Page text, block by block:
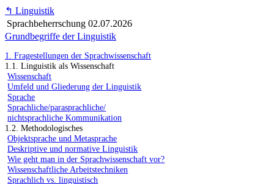
↰ Linguistik
Sprachbeherrschung 02.07.2026
Grundbegriffe der Linguistik
1. Fragestellungen der Sprachwissenschaft
1.1. Linguistik als Wissenschaft
Wissenschaft
Umfeld und Gliederung der Linguistik
Sprache
Sprachliche/parasprachliche/
nichtsprachliche Kommunikation
1.2. Methodologisches
Objektsprache und Metasprache
Deskriptive und normative Linguistik
Wie geht man in der Sprachwissenschaft vor?
Wissenschaftliche Arbeitstechniken
Sprachlich vs. linguistisch